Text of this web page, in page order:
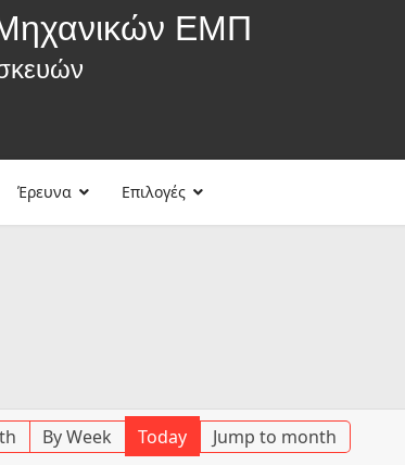
ΕΜΠ
Έρευνα Επιλογές
By Week Today Jump to month